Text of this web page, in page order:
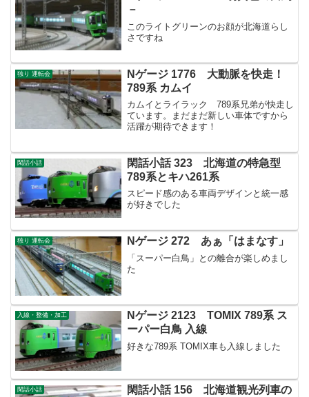
－
このライトグリーンのお顔が北海道らし
さですね
独り 運転会
Nゲージ 1776 大動脈を快走！
789系 カムイ
カムイとライラック 789系兄弟が快走し
ています。まだまだ新しい車体ですから
活躍が期待できます！
閑話小話
閑話小話 323 北海道の特急型
789系とキハ261系
スピード感のある車両デザインと統一感
が好きでした
独り 運転会 Nゲージ 272 あぁ「はまなす」
「スーパー白鳥」との離合が楽しめまし
た
入線・整備・加工
Nゲージ 2123 TOMIX 789系 ス
ーパー白鳥 入線
好きな789系 TOMIX車も入線しました
閑話小話
閑話小話 156 北海道観光列車の